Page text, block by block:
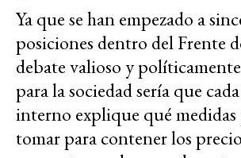
Ya que se han empezado a
posiciones dentro del Frente
debate valioso y
para la sociedad sería que
interno explique qué
tomar para contener los